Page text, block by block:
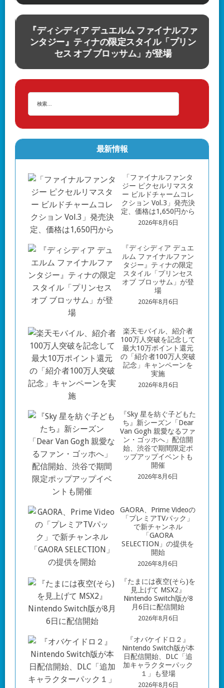
『ディシディア デュエルム ファイナルファ
ンタジー』ティナの限定スタイル「プリン
セス オブ ブロッサム」が登場
最新情報
「ファイナルファンタ
ジー ピクセルリマスタ
ー ビルドチャームコレ
クション Vol.3」発売決
定、価格は1,650円から
2026年8月6日
『ディシディア デュエ
ルム ファイナルファン
タジー』ティナの限定
スタイル「プリンセス
オブ ブロッサム」が登
場
2026年8月6日
楽天モバイル、紹介者
100万人突破を記念して
最大10万ポイント還元
の「紹介者100万人突破
記念」キャンペーンを
実施
2026年8月6日
『Sky 星を紡ぐ子どもた
ち』新シーズン「Dear
Van Gogh 親愛なるファ
ン・ゴッホへ」配信開
始、渋谷で期間限定ポ
ップアップイベントも
開催
2026年8月6日
GAORA、Prime Videoの
「プレミアTVパック」
で新チャンネル
「GAORA
SELECTION」の提供を
開始
2026年8月6日
『たまには夜空(そら)を
見上げて MSX2』
Nintendo Switch版が8
月6日に配信開始
2026年8月6日
『オバケイドロ２』
Nintendo Switch版が本
日配信開始、DLC「追
加キャラクターパック
１」も登場
2026年8月6日